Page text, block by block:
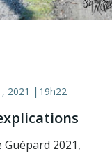
2021 | 19h22
Guépard 2021,